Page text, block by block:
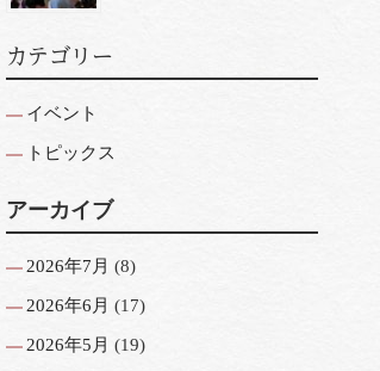
カテゴリー
イベント
トピックス
アーカイブ
2026年7月 (8)
2026年6月 (17)
2026年5月 (19)